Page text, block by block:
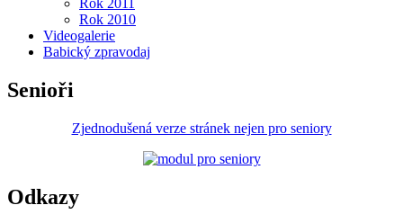
Rok 2011
Rok 2010
Videogalerie
Babický zpravodaj
Senioři
Zjednodušená verze stránek nejen pro seniory
Odkazy